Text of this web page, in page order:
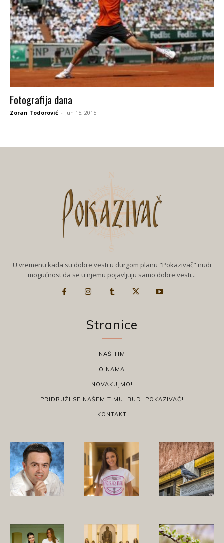
Fotografija dana
Zoran Todorović - jun 15, 2015
U vremenu kada su dobre vesti u durgom planu "Pokazivač" nudi
mogućnost da se u njemu pojavljuju samo dobre vesti...
Stranice
NAŠ TIM
O NAMA
NOVAKUJMO!
PRIDRUŽI SE NAŠEM TIMU, BUDI POKAZIVAČ!
KONTAKT